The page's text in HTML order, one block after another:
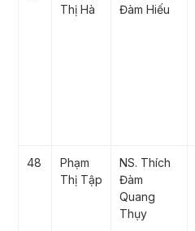
Thị Hà
Đàm Hiếu
48
Phạm
Thị Tập
NS. Thích
Đàm
Quang
Thụy